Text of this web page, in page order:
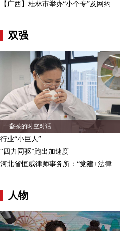
【广西】桂林市举办“小个专”及网约...
双强
一盏茶的时空对话
行业“小巨人”
“四力同驱”跑出加速度
河北省恒威律师事务所：“党建+法律...
人物